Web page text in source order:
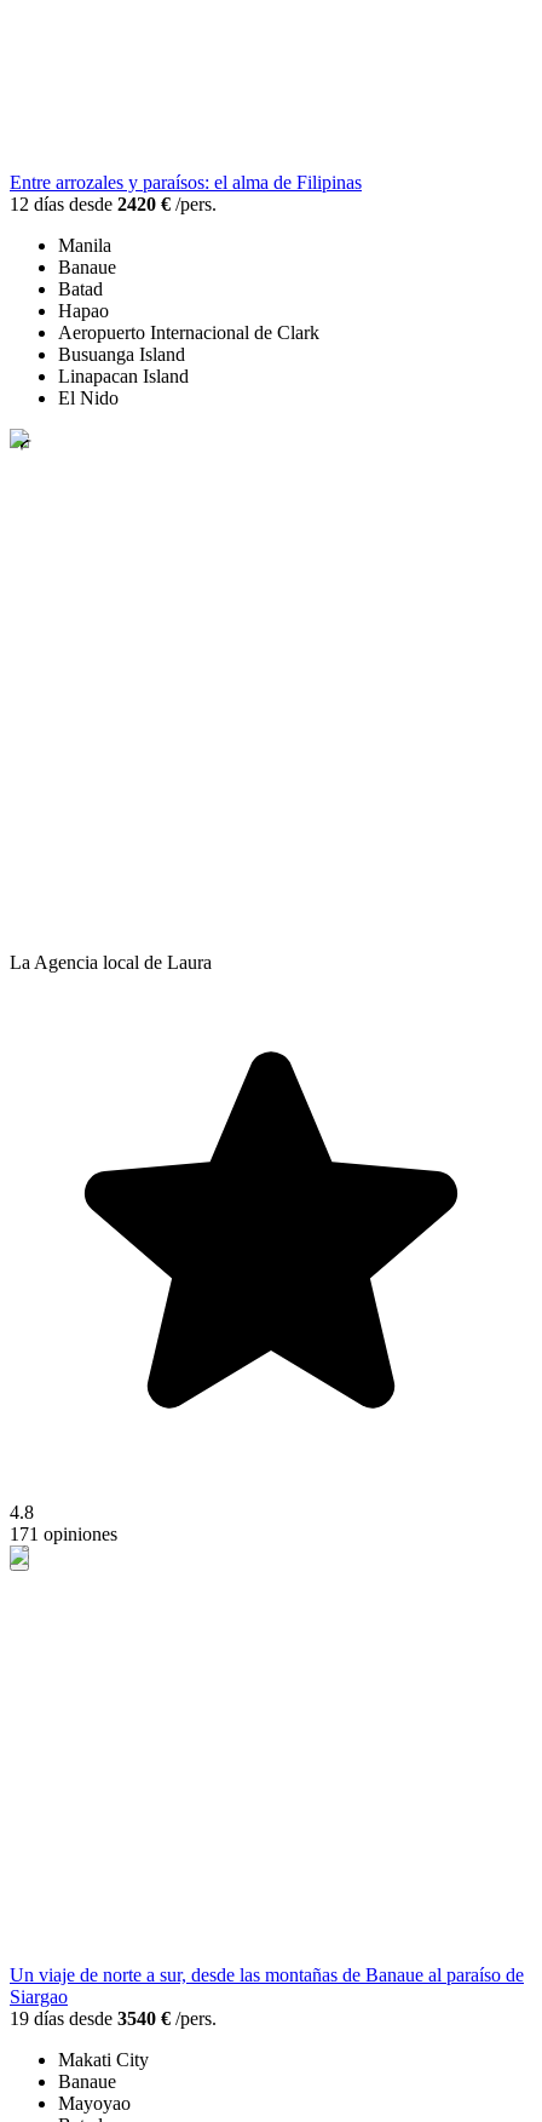
Entre arrozales y paraísos: el alma de Filipinas
12 días desde 2420 € /pers.
Manila
Banaue
Batad
Hapao
Aeropuerto Internacional de Clark
Busuanga Island
Linapacan Island
El Nido
La Agencia local de Laura
4.8
171 opiniones
Un viaje de norte a sur, desde las montañas de Banaue al paraíso de
Siargao
19 días desde 3540 € /pers.
Makati City
Banaue
Mayoyao